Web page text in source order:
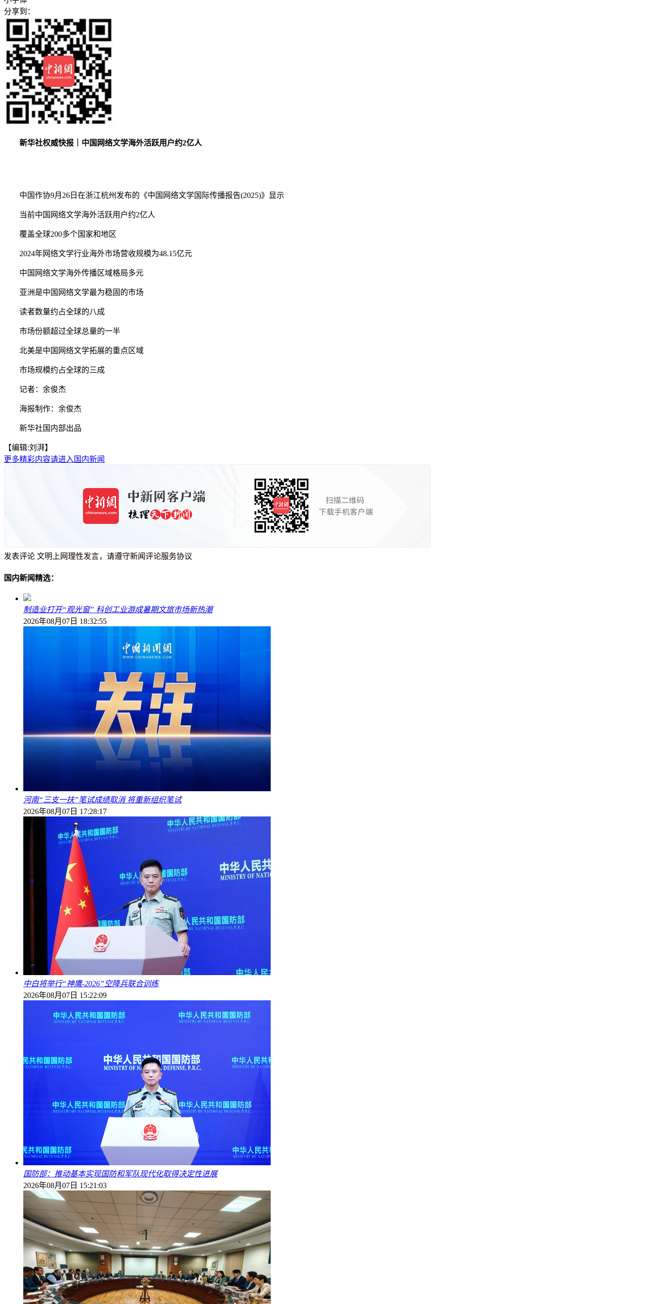
分享到：
新华社权威快报｜中国网络文学海外活跃用户约2亿人
中国作协9月26日在浙江杭州发布的《中国网络文学国际传播报告(2025)》显示
当前中国网络文学海外活跃用户约2亿人
覆盖全球200多个国家和地区
2024年网络文学行业海外市场营收规模为48.15亿元
中国网络文学海外传播区域格局多元
亚洲是中国网络文学最为稳固的市场
读者数量约占全球的八成
市场份额超过全球总量的一半
北美是中国网络文学拓展的重点区域
市场规模约占全球的三成
记者：余俊杰
海报制作：余俊杰
新华社国内部出品
【编辑:刘湃】
更多精彩内容请进入国内新闻
发表评论 文明上网理性发言，请遵守新闻评论服务协议
国内新闻精选：
制造业打开“观光窗” 科创工业游成暑期文旅市场新热潮
2026年08月07日 18:32:55
河南“三支一扶”笔试成绩取消 将重新组织笔试
2026年08月07日 17:28:17
中白将举行“神鹰-2026”空降兵联合训练
2026年08月07日 15:22:09
国防部：推动基本实现国防和军队现代化取得决定性进展
2026年08月07日 15:21:03